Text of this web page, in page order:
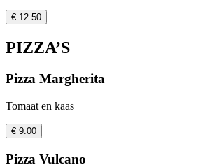
€ 12.50
PIZZA’S
Pizza Margherita
Tomaat en kaas
€ 9.00
Pizza Vulcano